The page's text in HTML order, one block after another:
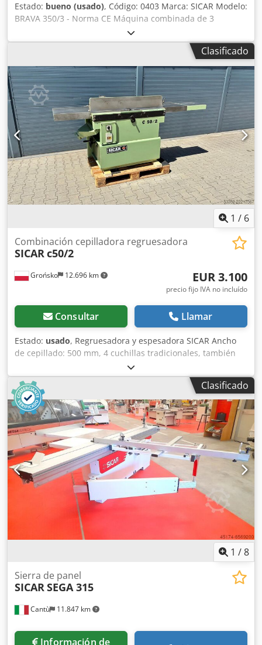
Estado: bueno (usado), Código: 0403 Marca: SICAR Modelo:
BRAVA 350/3 - Norma CE Máquina combinada de 3
funciones (cepilladora de superficie / regruesadora /
mortajadora) para madera, carpintería, mobiliario,
herrajes de carpintería, plásticos y diversos materiales –
Norma CE Especificaciones técnicas: Ancho de trabajo: 350
mm Longitud de la superficie de trabajo: 1600 mm Cjdpfx
Aezcfwxsprorf Inclinación de los cuchillos Dimensiones de
los cuchillos: 350 x 20 x 3 mm Dimensiones de la mesa de
la regruesadora: 350 x 660 mm Altura máxima de trabajo:
220 mm Altura mínima de trabajo: 7 mm Velocidad de
avance: 7 m/min Fresadora: Dimensiones de la mesa: 250 x
500 mm Recorrido longitudinal: 200 mm Recorrido
transversal: 100 mm Recorrido vertical: 90 mm Portafresas:
16 mm Velocidad de rotación del portafresas: 5700 rpm
Sistema de sujeción de la pieza de trabajo Motor trifásico:
2,2 Kw Dimensiones totales: 1700 x 950 x 1000 mm (alto)
Clasificado
1 / 6
Grońsko 12.696 km
Combinación cepilladora regruesadora
SICARc50/2
EUR 3.100
precio fijo IVA no incluído
Consultar Llamar
Estado: usado, Regruesadora y espesadora SICAR Ancho
de cepillado: 500 mm, 4 cuchillas tradicionales, también
conocidas como de «tipo cuña». Cjdpfxozha I Uj Aprsrf 2
velocidades de avance de la espesadora, Ajuste mecánico
de la mesa de la espesadora, Grosor máximo de cepillado:
230 mm, Longitud de las mesas de la regruesadora: 202
cm, con extensión de 240 cm, La mesa de la regruesadora
es ajustable, Motor de 4 kW.
Clasificado
1 /8
Cantù 11.847 km
Sierra de panel
SICARSEGA 315
Información de